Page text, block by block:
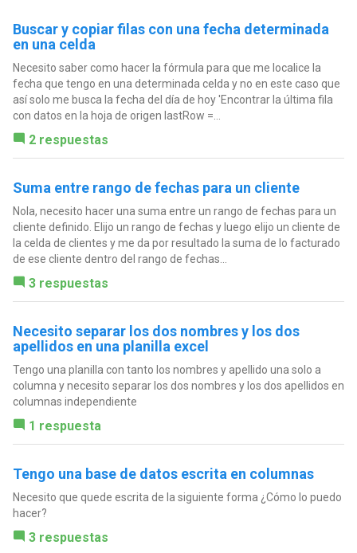
Buscar y copiar filas con una fecha determinada
en una celda
Necesito saber como hacer la fórmula para que me localice la
fecha que tengo en una determinada celda y no en este caso que
así solo me busca la fecha del día de hoy 'Encontrar la última fila
con datos en la hoja de origen lastRow =...
2 respuestas
Suma entre rango de fechas para un cliente
Nola, necesito hacer una suma entre un rango de fechas para un
cliente definido. Elijo un rango de fechas y luego elijo un cliente de
la celda de clientes y me da por resultado la suma de lo facturado
de ese cliente dentro del rango de fechas...
3 respuestas
Necesito separar los dos nombres y los dos
apellidos en una planilla excel
Tengo una planilla con tanto los nombres y apellido una solo a
columna y necesito separar los dos nombres y los dos apellidos en
columnas independiente
1 respuesta
Tengo una base de datos escrita en columnas
Necesito que quede escrita de la siguiente forma ¿Cómo lo puedo
hacer?
3 respuestas